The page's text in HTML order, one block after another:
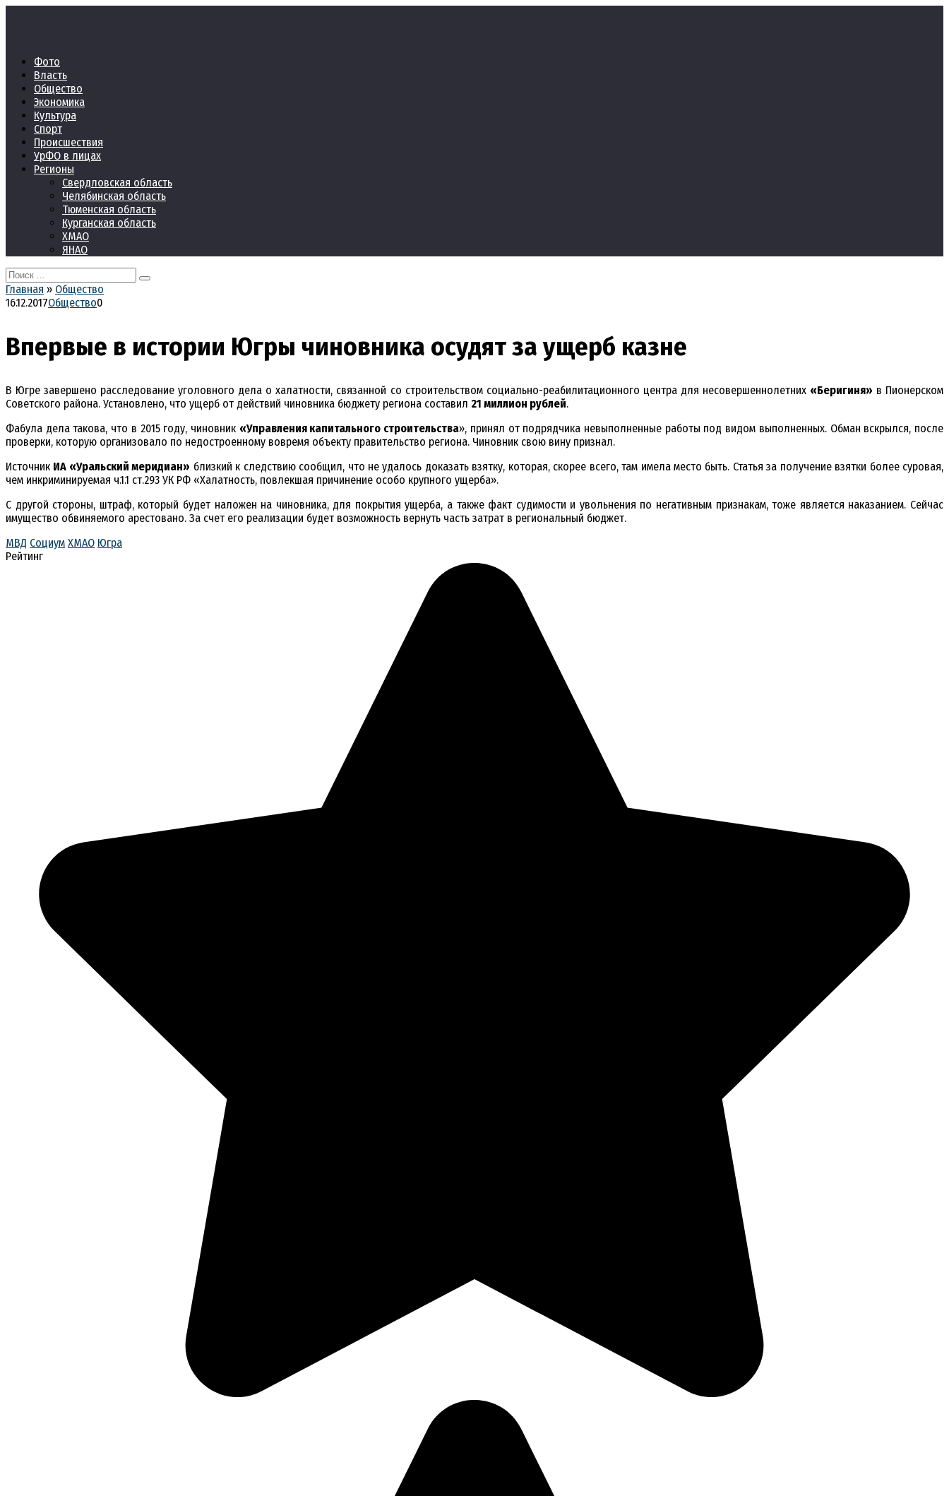
Фото
Власть
Общество
Экономика
Культура
Спорт
Происшествия
УрФО в лицах
Регионы
Свердловская область
Челябинская область
Тюменская область
Курганская область
ХМАО
ЯНАО
Search
for:
Главная » Общество
16.12.2017Общество0
Впервые в истории Югры чиновника осудят за ущерб казне
В Югре завершено расследование уголовного дела о халатности, связанной со строительством социально-реабилитационного центра для несовершеннолетних «Беригиня» в Пионерском
Советского района. Установлено, что ущерб от действий чиновника бюджету региона составил 21 миллион рублей.
Фабула дела такова, что в 2015 году, чиновник «Управления капитального строительства», принял от подрядчика невыполненные работы под видом выполненных. Обман вскрылся, после
проверки, которую организовало по недостроенному вовремя объекту правительство региона. Чиновник свою вину признал.
Источник ИА «Уральский меридиан» близкий к следствию сообщил, что не удалось доказать взятку, которая, скорее всего, там имела место быть. Статья за получение взятки более суровая,
чем инкриминируемая ч.1.1 ст.293 УК РФ «Халатность, повлекшая причинение особо крупного ущерба».
С другой стороны, штраф, который будет наложен на чиновника, для покрытия ущерба, а также факт судимости и увольнения по негативным признакам, тоже является наказанием. Сейчас
имущество обвиняемого арестовано. За счет его реализации будет возможность вернуть часть затрат в региональный бюджет.
МВД Социум ХМАО Югра
Рейтинг